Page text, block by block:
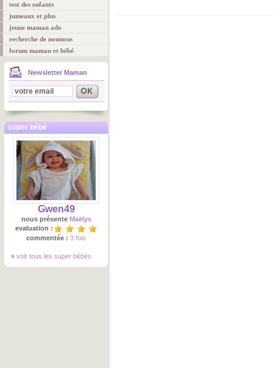
test des enfants
jumeaux et plus
jeune maman ado
recherche de nounous
forum maman et bébé
Newsletter Maman
super bébé
Gwen49
nous présente Maëlys
evaluation :
commentée : 3 fois
» voir tous les super bébés